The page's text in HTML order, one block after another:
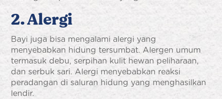
2. Alergi
Bayi juga bisa mengalami alergi yang
menyebabkan hidung tersumbat. Alergen umum
termasuk debu, serpihan kulit hewan peliharaan,
dan serbuk sari. Alergi menyebabkan reaksi
peradangan di saluran hidung yang menghasilkan
lendir.